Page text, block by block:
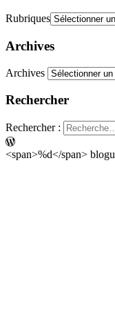
Rubriques
Archives
Archives
Rechercher
Rechercher :
<span>%d</span>